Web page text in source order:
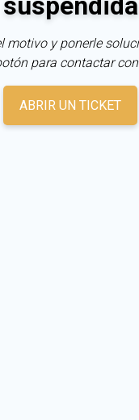
motivo y ponerle
para contactar
ABRIR UN TICKET